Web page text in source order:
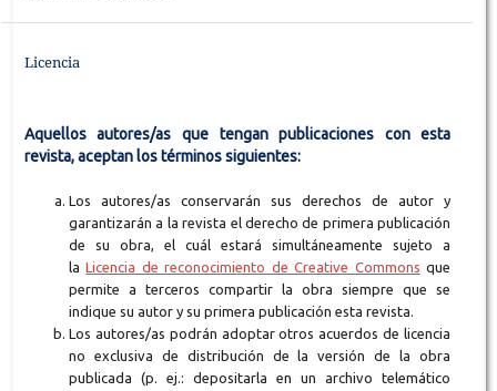
Licencia
Aquellos autores/as que tengan publicaciones con esta
revista, aceptan los términos siguientes:
Los autores/as conservarán sus derechos de autor y
garantizarán a la revista el derecho de primera publicación
de su obra, el cuál estará simultáneamente sujeto a
laLicencia de reconocimiento de Creative Commons que
permite a terceros compartir la obra siempre que se
indique su autor y su primera publicación esta revista.
Los autores/as podrán adoptar otros acuerdos de licencia
no exclusiva de distribución de la versión de la obra
publicada (p. ej.: depositarla en un archivo telemático